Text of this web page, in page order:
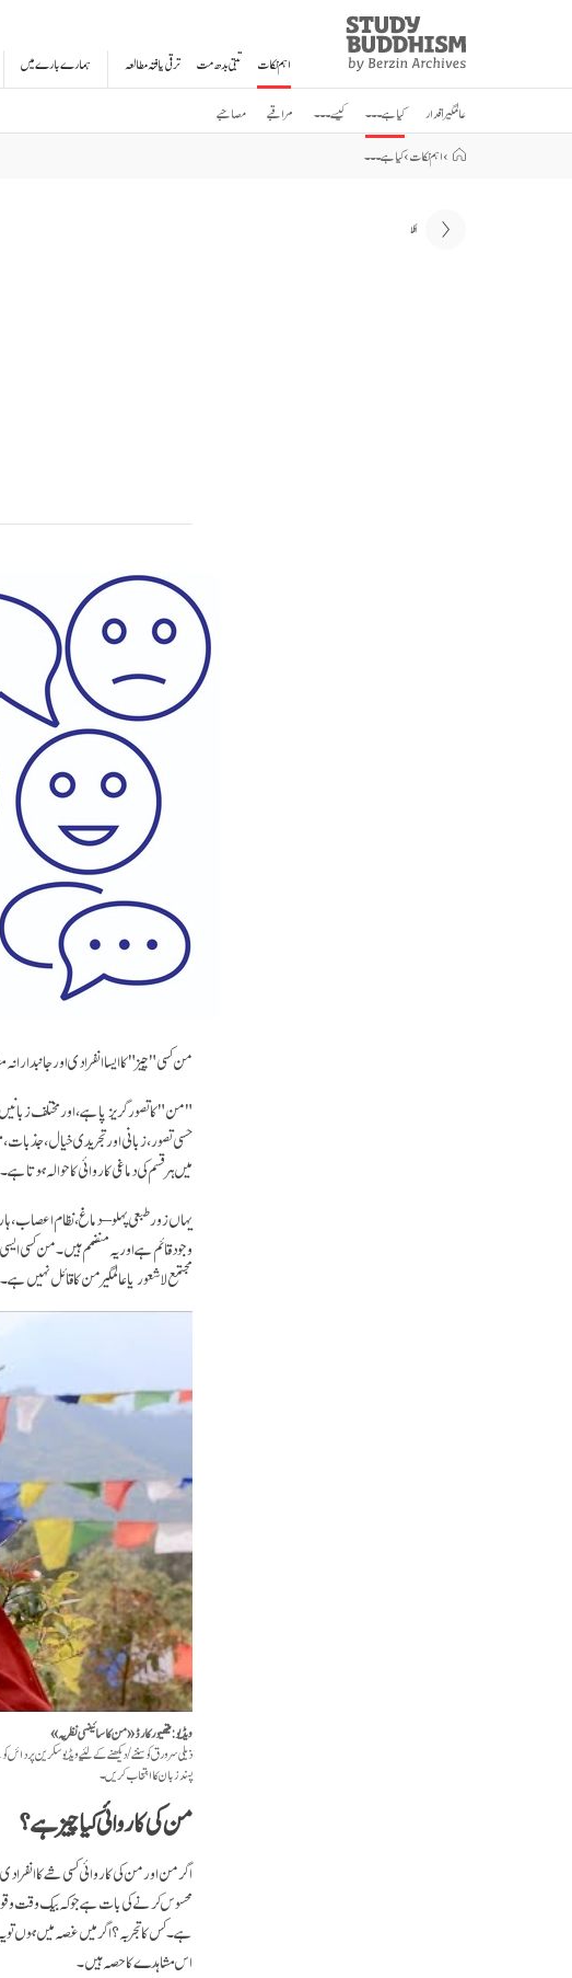
Study
Buddhism
Home
اہم نکات
عالمگیر اقدار کیا ہے ۔۔۔ کیسے ۔۔۔ مراقبے مصاحبے
تبتی بدھ مت ترقی یافتہ مطالعہ ہمارے بارے میں
›اہم نکات›کیا ہے ۔۔۔
اگلا
من کسی "چیز" کاایسا انفرادی اور
"من" کا تصور گریزپا ہے، اور مختلف
حسی تصور، زبانی اور تجریدی خیال،
میں ہر قسم کی دماغی کاروائی کا حوالہ
یہاں زور طبعی پہلو – دماغ، نظام اعصاب،
وجود قائم ہے اور یہ منضمم ہیں۔ من کسی
مجتمع لا شعور یا عالمگیر من کا قائل
ویڈیو: میتھیو رکارڈ ـ «من کا سائینسی نظریہ»
ذیلی سرورق کو سننے/دیکھنے کے لئیے ویڈیو سکرین پر
پسند زبان کا انتخاب کریں۔
من کی کاروائی کیا چیز ہے؟
اگر من اور من کی کاروائی کسی شے کا
محسوس کرنے کی بات ہے جو کہ بیک وقت
ہے۔ کس کا تجربہ؟ اگر میں غصہ میں ہوں
اس مشاہدے کا حصہ ہیں۔